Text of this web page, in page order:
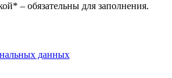
– обязательны для заполнения.
данных